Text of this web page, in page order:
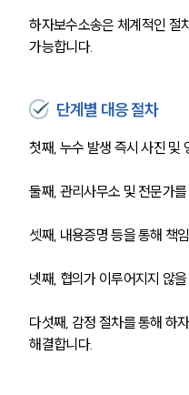
하자보수소송은 체계적인 절
가능합니다.
단계별 대응 절차
첫째, 누수 발생 즉시 사진 및
둘째, 관리사무소 및 전문가
셋째, 내용증명 등을 통해 책
넷째, 협의가 이루어지지 않
다섯째, 감정 절차를 통해 하
해결합니다.